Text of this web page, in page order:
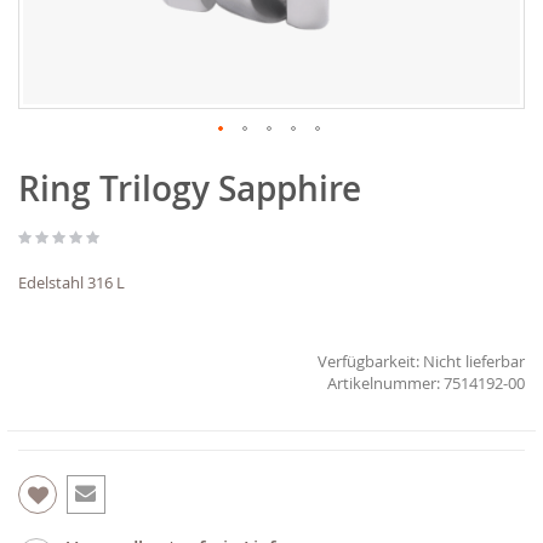
Anfang
der
springen
Ring Trilogy Sapphire
Edelstahl 316 L
Verfügbarkeit: Nicht lieferbar
7514192-00